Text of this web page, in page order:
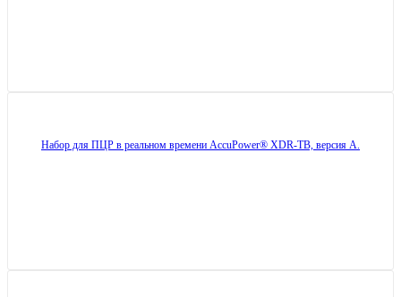
Набор для ПЦР в реальном времени AccuPower® XDR-TB, версия A.